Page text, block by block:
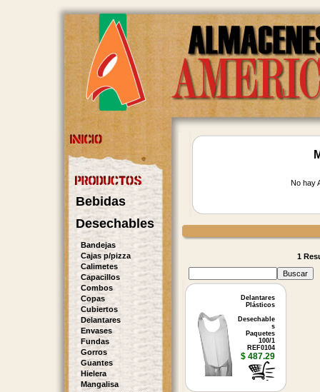
Bebidas
Desechables
Bandejas
Cajas p/pizza
Calimetes
Capacillos
Combos
Copas
Cubiertos
Delantares
Envases
Fundas
Gorros
Guantes
Hielera
Mangalisa
No hay
1
Delantares
Plásticos
Desechable
s
Paquetes
100/1
REF0104
$ 487.29